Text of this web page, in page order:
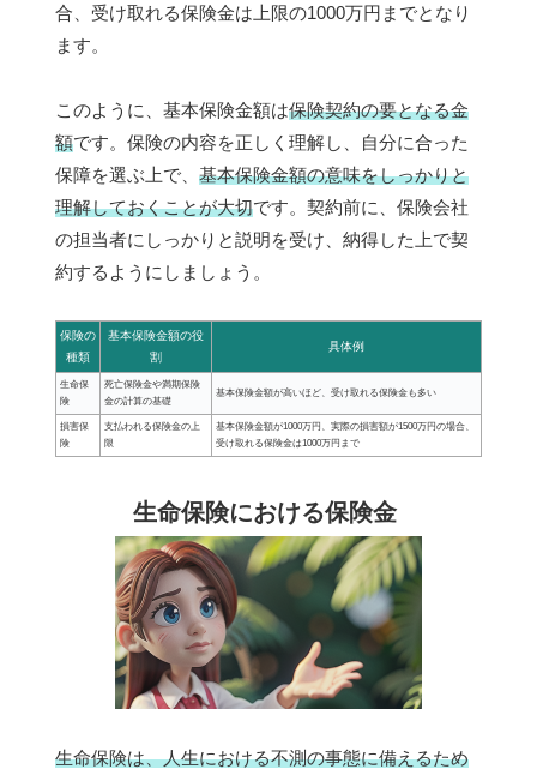
合、受け取れる保険金は上限の1000万円までとなり
ます。
このように、基本保険金額は保険契約の要となる金
額です。保険の内容を正しく理解し、自分に合った
保障を選ぶ上で、 基本保険金額の意味をしっかりと
理解しておくことが大切です。契約前に、保険会社
の担当者にしっかりと説明を受け、納得した上で契
約するようにしましょう。
保険の
種類
基本保険金額の役
割
具体例
生命保
険
死亡保険金や満期保険
金の計算の基礎
基本保険金額が高いほど、受け取れる保険金も多い
損害保
険
支払われる保険金の上
限
基本保険金額が1000万円、実際の損害額が1500万円の場合、
受け取れる保険金は1000万円まで
生命保険における保険金
生命保険は、人生における不測の事態に備えるため